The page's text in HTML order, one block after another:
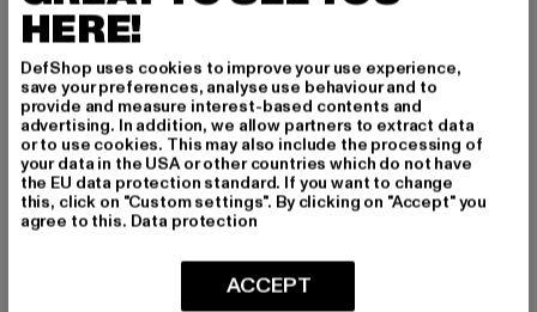
OG Shadow Stripe Cropped
UNFAIR ATHLETICS
DMWU
HERE!
DefShop uses cookies to improve your use experience,
save your preferences, analyse use behaviour and to
provide and measure interest-based contents and
advertising. In addition, we allow partners to extract data
or to use cookies. This may also include the processing of
your data in the USA or other countries which do not have
the EU data protection standard. If you want to change
this, click on "Custom settings". By clicking on "Accept" you
agree to this. Data protection
ACCEPT